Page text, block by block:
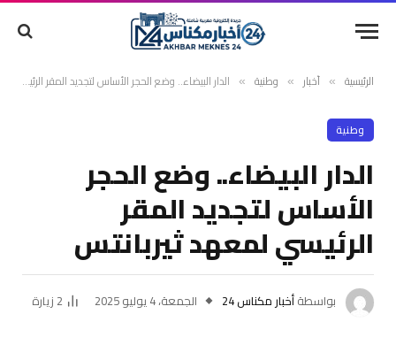
الرئيسية » أخبار » وطنية » الدار البيضاء.. وضع الحجر الأساس لتجديد المقر الرئيسي لمعهد ثيربانتس
وطنية
الدار البيضاء.. وضع الحجر
الأساس لتجديد المقر
الرئيسي لمعهد ثيربانتس
بواسطةأخبار مكناس 24 الجمعة، 4 يوليو 2025 2 زيارة